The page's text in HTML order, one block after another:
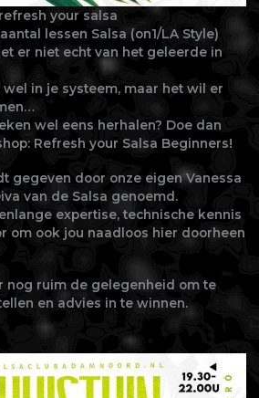
your salsa
lessen Salsa (on1/LA Style)
er niet echt van het geleerde in
in je systeem, maar het wil er
wel eens herhalen? Doe dan
Refresh your Salsa Beginners!
gegeven door onze eigen Vanessa
van de Salsa genoemd.
expertise, technische kennis
om ook jou naadloos hier doorheen
nog ruim de gelegenheid om te
en advies in te winnen.